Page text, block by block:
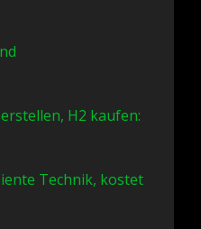
H2 kaufen:
Technik, kostet